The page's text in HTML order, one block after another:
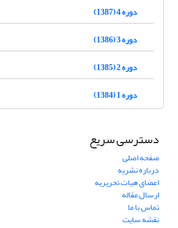
دوره 4 (1387)
دوره 3 (1386)
دوره 2 (1385)
دوره 1 (1384)
دسترسی سریع
صفحه اصلی
درباره نشریه
اعضای هیات تحریریه
ارسال مقاله
تماس با ما
نقشه سایت